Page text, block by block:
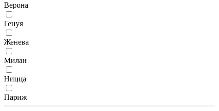
Верона
Генуя
Женева
Милан
Ницца
Париж